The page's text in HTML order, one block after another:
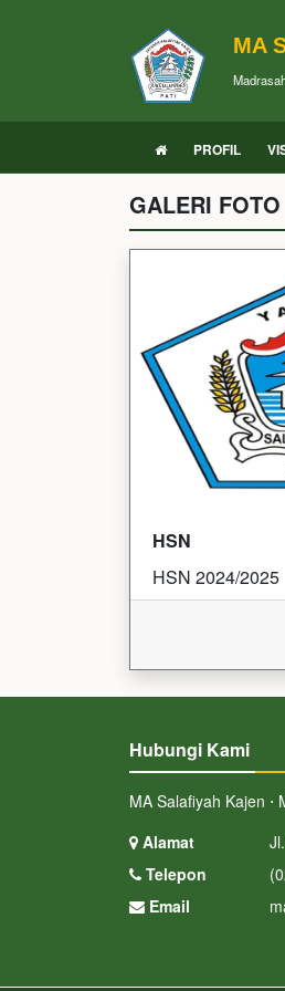
MA
PROFIL
GALERI FOTO
HSN
HSN 2024/2025
Hubungi Kami
MA Salafiyah Kajen
Alamat
Telepon
Email